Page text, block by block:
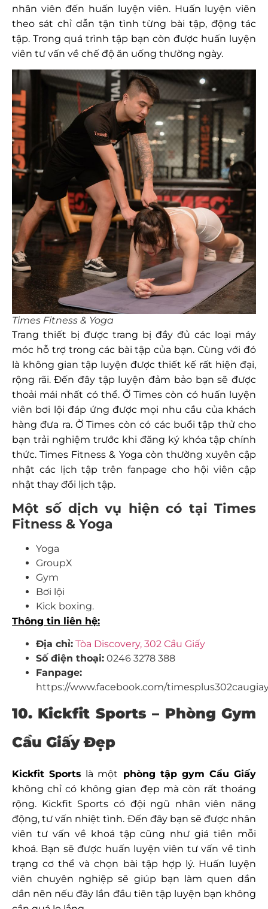
nhân viên đến huấn luyện viên. Huấn luyện viên
theo sát chỉ dẫn tận tình từng bài tập, động tác
tập. Trong quá trình tập bạn còn được huấn luyện
viên tư vấn về chế độ ăn uống thường ngày.
Times Fitness & Yoga
Trang thiết bị được trang bị đầy đủ các loại máy
móc hỗ trợ trong các bài tập của bạn. Cùng với đó
là không gian tập luyện được thiết kế rất hiện đại,
rộng rãi. Đến đây tập luyện đảm bảo bạn sẽ được
thoải mái nhất có thể. Ở Times còn có huấn luyện
viên bơi lội đáp ứng được mọi nhu cầu của khách
hàng đưa ra. Ở Times còn có các buổi tập thử cho
bạn trải nghiệm trước khi đăng ký khóa tập chính
thức. Times Fitness & Yoga còn thường xuyên cập
nhật các lịch tập trên fanpage cho hội viên cập
nhật thay đổi lịch tập.
Một số dịch vụ hiện có tại Times
Fitness & Yoga
Yoga
GroupX
Gym
Bơi lội
Kick boxing.
Thông tin liên hệ:
Địa chỉ: Tòa Discovery, 302 Cầu Giấy
Số điện thoại: 0246 3278 388
Fanpage:
https://www.facebook.com/
10. Kickfit Sports – Phòng Gym
Cầu Giấy Đẹp
Kickfit Sports là một phòng tập gym Cầu Giấy
không chỉ có không gian đẹp mà còn rất thoáng
rộng. Kickfit Sports có đội ngũ nhân viên năng
động, tư vấn nhiệt tình. Đến đây bạn sẽ được nhân
viên tư vấn về khoá tập cũng như giá tiền mỗi
khoá. Bạn sẽ được huấn luyện viên tư vấn về tình
trạng cơ thể và chọn bài tập hợp lý. Huấn luyện
viên chuyên nghiệp sẽ giúp bạn làm quen dần
dần nên nếu đây lần đầu tiên tập luyện bạn không